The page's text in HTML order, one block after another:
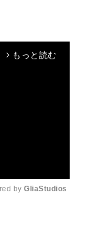
arrow_forward_ios もっと読む
by GliaStudios